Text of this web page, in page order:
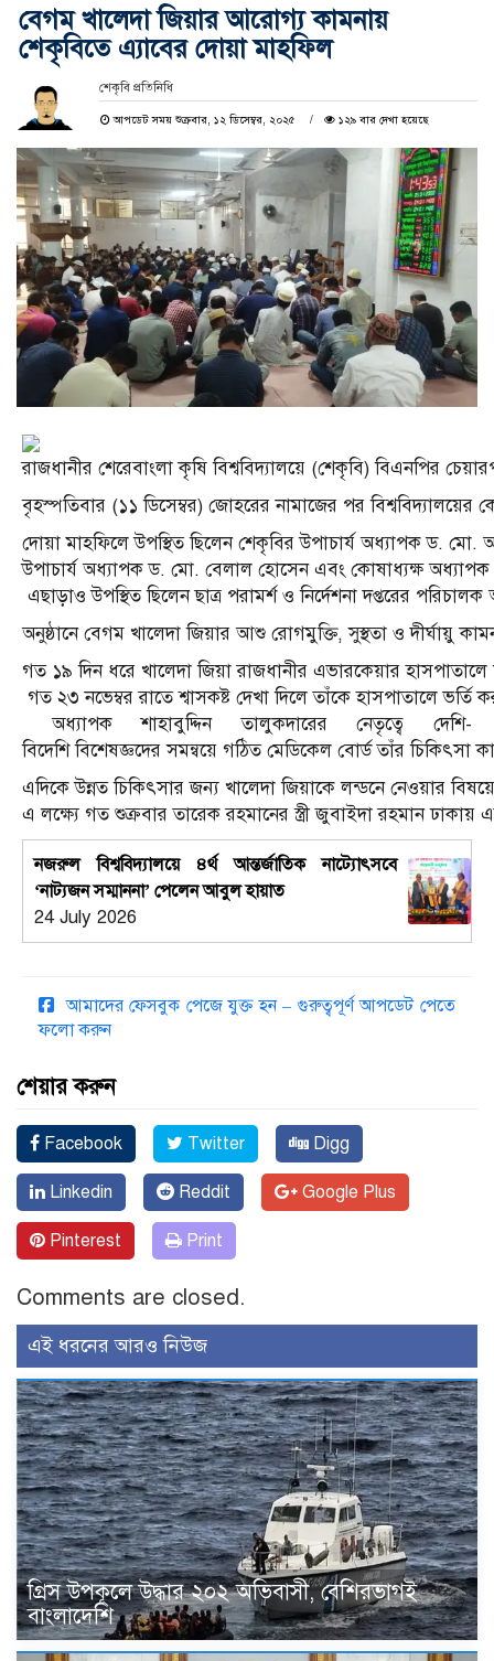
বেগম খালেদা জিয়ার আরোগ্য কামনায়
শেকৃবিতে এ্যাবের দোয়া মাহফিল
শেকৃবি প্রতিনিধি
আপডেট সময় শুক্রবার, ১২ ডিসেম্বর, ২০২৫ ১২৯ বার দেখা হয়েছে
রাজধানীর শেরেবাংলা কৃষি বিশ্ববিদ্যালয়ে (শেকৃবি) বিএনপির
বৃহস্পতিবার (১১ ডিসেম্বর) জোহরের নামাজের পর
দোয়া মাহফিলে উপস্থিত ছিলেন শেকৃবির উপাচার্য অধ্যাপক ড.
উপাচার্য অধ্যাপক ড. মো. বেলাল হোসেন এবং কোষাধ্যক্ষ
এছাড়াও উপস্থিত ছিলেন ছাত্র পরামর্শ ও নির্দেশনা দপ্তরের
অনুষ্ঠানে বেগম খালেদা জিয়ার আশু রোগমুক্তি, সুস্থতা ও দীর্ঘায়ু
গত ১৯ দিন ধরে খালেদা জিয়া রাজধানীর এভারকেয়ার হাসপাতালে
গত ২৩ নভেম্বর রাতে শ্বাসকষ্ট দেখা দিলে তাঁকে হাসপাতালে ভর্তি
অধ্যাপক শাহাবুদ্দিন তালুকদারের নেতৃত্বে দেশি-
বিদেশি বিশেষজ্ঞদের সমন্বয়ে গঠিত মেডিকেল বোর্ড তাঁর চিকিৎসা
এদিকে উন্নত চিকিৎসার জন্য খালেদা জিয়াকে লন্ডনে নেওয়ার
এ লক্ষ্যে গত শুক্রবার তারেক রহমানের স্ত্রী জুবাইদা রহমান ঢাকায়
নজরুল বিশ্ববিদ্যালয়ে ৪র্থ আন্তর্জাতিক নাট্যোৎসবে
‘নাট্যজন সম্মাননা’ পেলেন আবুল হায়াত
24 July 2026
আমাদের ফেসবুক পেজে যুক্ত হন – গুরুত্বপূর্ণ আপডেট পেতে
ফলো করুন
শেয়ার করুন
Facebook Twitter Digg
Linkedin Reddit Google Plus
Pinterest Print
Comments are closed.
এই ধরনের আরও নিউজ
গ্রিস উপকূলে উদ্ধার ২০২ অভিবাসী, বেশিরভাগই
বাংলাদেশি